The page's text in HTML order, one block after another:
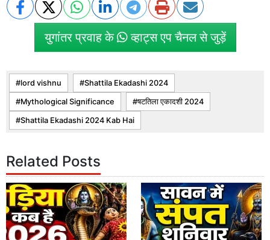
युगांतर प्रवाह के व्हाट्स एप चैनल से जुड़ें
lord vishnu Shattila Ekadashi 2024
Mythological Significance षटतिला एकादशी 2024
Shattila Ekadashi 2024 Kab Hai
Related Posts